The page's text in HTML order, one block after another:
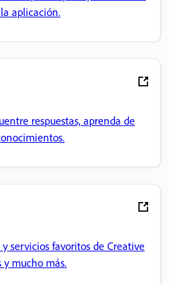
aplicación.
respuestas, aprenda de
servicios favoritos de Creative
y mucho más.